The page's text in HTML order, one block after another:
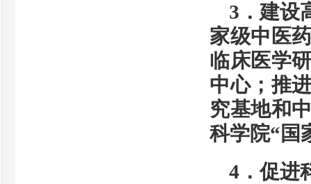
3．建设
家级中医
临床医学
中心；推
究基地和
科学院“国
4．促进